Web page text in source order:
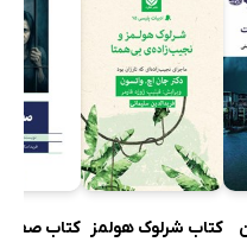
کتاب شرلوک هولمز کتاب صف